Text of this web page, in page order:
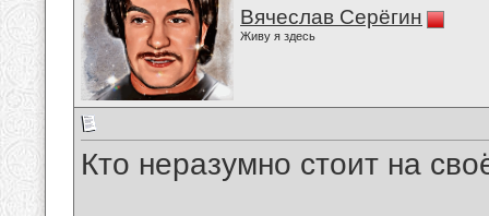
Вячеслав Серёгин
Живу я здесь
Кто неразумно стоит на